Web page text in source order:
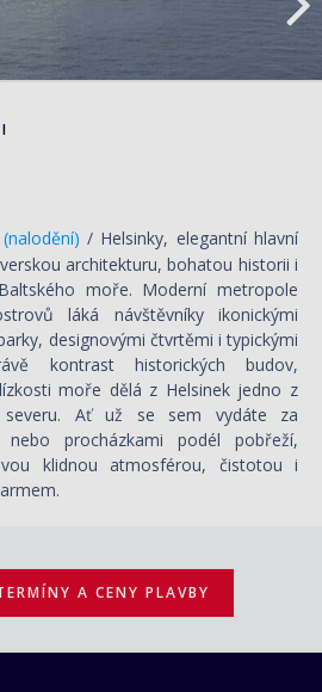
/ Helsinky, elegantní hlavní
architekturu, bohatou historii i
moře. Moderní metropole
láká návštěvníky ikonickými
designovými čtvrtěmi i typickými
kontrast historických budov,
moře dělá z Helsinek jedno z
severu. Ať už se sem vydáte za
nebo procházkami podél pobřeží,
klidnou atmosférou, čistotou i
A CENY PLAVBY